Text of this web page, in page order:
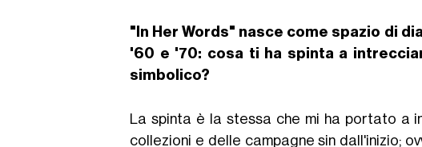
"In Her Words" nasce come spazio di
'60 e '70: cosa ti ha spinta a
simbolico?
La spinta è la stessa che mi ha portato a
collezioni e delle campagne sin dall'inizio;